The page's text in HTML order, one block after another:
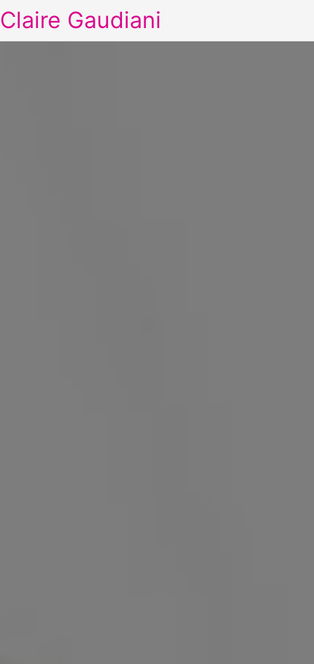
Claire Gaudiani